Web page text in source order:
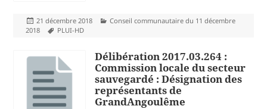
Publié
le
21 décembre 2018 Catégories
Conseil communautaire du 11 décembre
2018
Mots-
PLUI-HD
Délibération 2017.03.264 :
Commission locale du secteur
sauvegardé : Désignation des
représentants de
GrandAngoulême